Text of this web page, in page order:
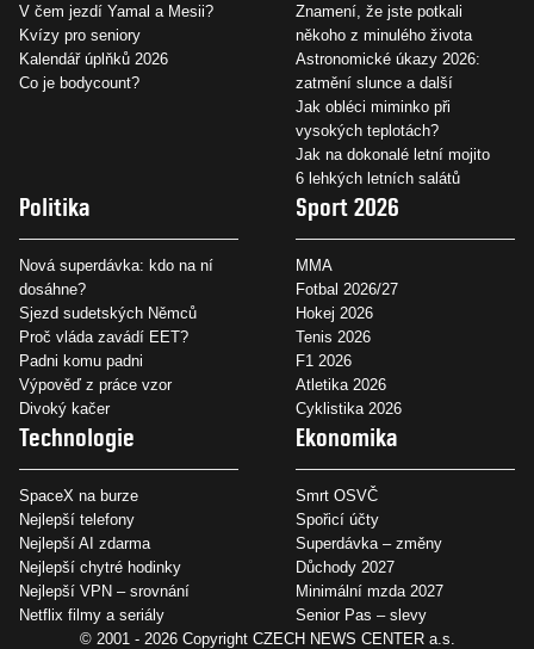
V čem jezdí Yamal a Mesii?
Kvízy pro seniory
Kalendář úplňků 2026
Co je bodycount?
Znamení, že jste potkali
někoho z minulého života
Astronomické úkazy 2026:
zatmění slunce a další
Jak obléci miminko při
vysokých teplotách?
Jak na dokonalé letní mojito
6 lehkých letních salátů
Politika
Nová superdávka: kdo na ní
dosáhne?
Sjezd sudetských Němců
Proč vláda zavádí EET?
Padni komu padni
Výpověď z práce vzor
Divoký kačer
Sport 2026
MMA
Fotbal 2026/27
Hokej 2026
Tenis 2026
F1 2026
Atletika 2026
Cyklistika 2026
Technologie
SpaceX na burze
Nejlepší telefony
Nejlepší AI zdarma
Nejlepší chytré hodinky
Nejlepší VPN – srovnání
Netflix filmy a seriály
Ekonomika
Smrt OSVČ
Spořicí účty
Superdávka – změny
Důchody 2027
Minimální mzda 2027
Senior Pas – slevy
© 2001 - 2026 Copyright CZECH NEWS CENTER a.s.